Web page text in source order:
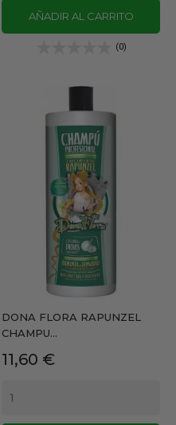
AÑADIR AL CARRITO
(0)
DONA FLORA RAPUNZEL
CHAMPU...
Precio
11,60 €